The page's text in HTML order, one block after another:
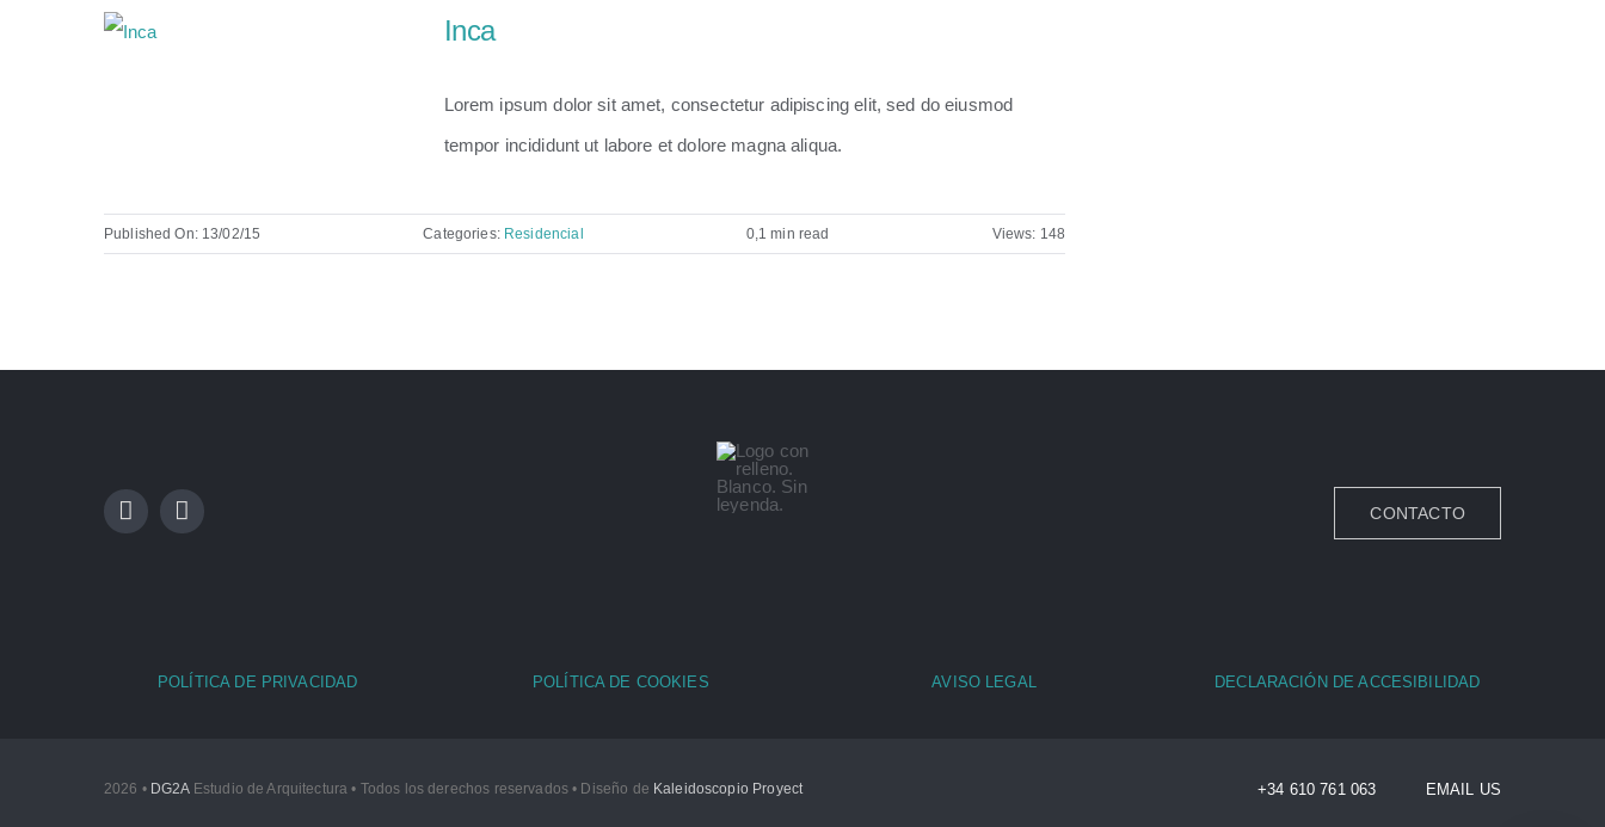
Inca
Lorem ipsum dolor sit amet, consectetur adipiscing elit, sed do eiusmod
tempor incididunt ut labore et dolore magna aliqua.
Published On: 13/02/15 Categories: Residencial 0,1 min read Views: 148
CONTACTO
POLÍTICA DE PRIVACIDAD POLÍTICA DE COOKIES AVISO LEGAL DECLARACIÓN DE ACCESIBILIDAD
2026 • DG2AEstudio de Arquitectura • Todos los derechos reservados • Diseño de Kaleidoscopio Proyect +34 610 761 063 EMAIL US